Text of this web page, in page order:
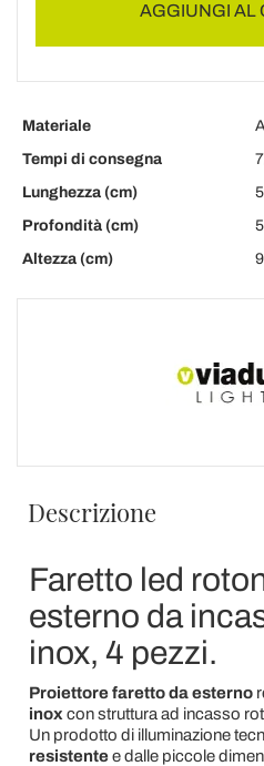
AGGIUNGI AL
Materiale
Tempi di consegna
Lunghezza (cm)
Profondità (cm)
Altezza (cm)
9
Descrizione
Faretto led
esterno da
inox, 4 pezzi.
Proiettore faretto da esterno
inox con struttura ad incasso
Un prodotto di illuminazione
resistentee dalle piccole